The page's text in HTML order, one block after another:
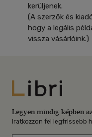
kerüljenek.
(A szerzők és
hogy a legális
vissza vásárlóink.)
Libri
Legyen mindig képben
Iratkozzon fel legfrissebb